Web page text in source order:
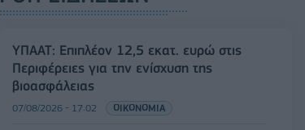
ΥΠΑΑΤ: Επιπλέον 12,5 εκατ. ευρώ στις
Περιφέρειες για την ενίσχυση της
βιοασφάλειας
07/08/2026 - 17:02 ΟΙΚΟΝΟΜΙΑ